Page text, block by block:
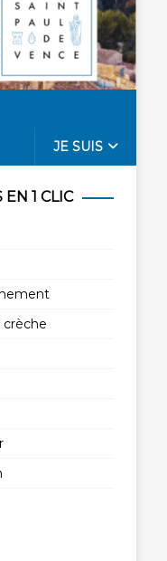
JE SUIS
EN 1 CLIC
crèche